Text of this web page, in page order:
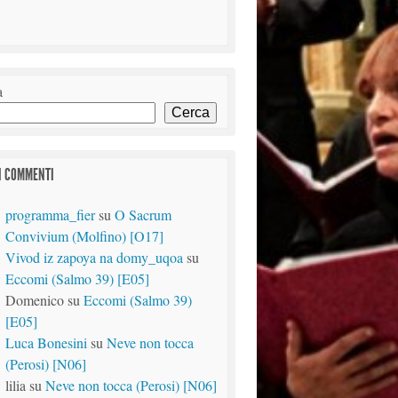
Cerca
programma_fiersuO Sacrum
Convivium (Molfino) [O17]
Vivod iz zapoya na domy_uqoa su
Eccomi (Salmo 39) [E05]
DomenicosuEccomi (Salmo 39)
[E05]
Luca Bonesini suNeve non tocca
(Perosi) [N06]
lilia suNeve non tocca (Perosi) [N06]